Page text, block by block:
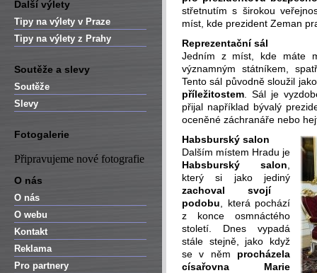
Další výlety
Tipy na výlety v Praze
Tipy na výlety z Prahy
Soutěže a slevy
Soutěže
Slevy
Fotogalerie
Připravujeme nové fotografie
O nás
O nás
O webu
Kontakt
Reklama
Pro partnery
střetnutím s širokou
míst, kde prezident Zeman
Reprezentační sál
Jedním z míst, kde máte
významným státníkem,
Tento sál původně sloužil
příležitostem . Sál je
přijal například bývalý
oceněné záchranáře nebo
Habsburský salon
Dalším místem Hradu je
Habsburský salon
který si jako jediný
zachoval svojí
podobu , která pochází
z konce osmnáctého
století. Dnes vypadá
stále stejně, jako když
se v něm procházela
císařovna Marie